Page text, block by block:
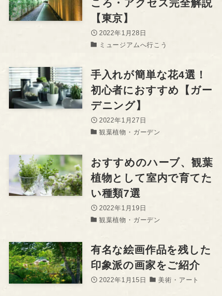
ころ・アクセス完全解説
【東京】
2022年1月28日
ミュージアムへ行こう
手入れが簡単な花4選！
初心者におすすめ【ガー
デニング】
2022年1月27日
観葉植物・ガーデン
おすすめのハーブ、観葉
植物として室内で育てた
い種類7選
2022年1月19日
観葉植物・ガーデン
有名な絵画作品を残した
印象派の画家をご紹介
2022年1月15日 美術・アート